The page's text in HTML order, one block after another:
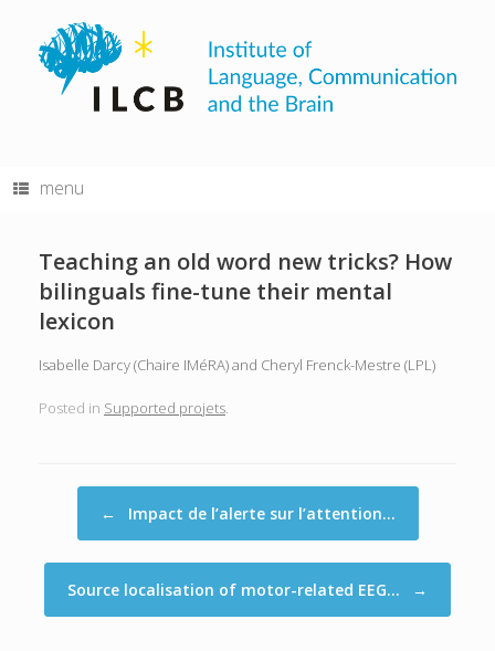
content
menu
Teaching an old word new tricks? How
bilinguals fine-tune their mental
lexicon
Isabelle Darcy (Chaire IMéRA) and Cheryl Frenck-Mestre (LPL)
Posted in Supported projets.
Post navigation
← Impact de l’alerte sur l’attention…
Source localisation of motor-related EEG… →